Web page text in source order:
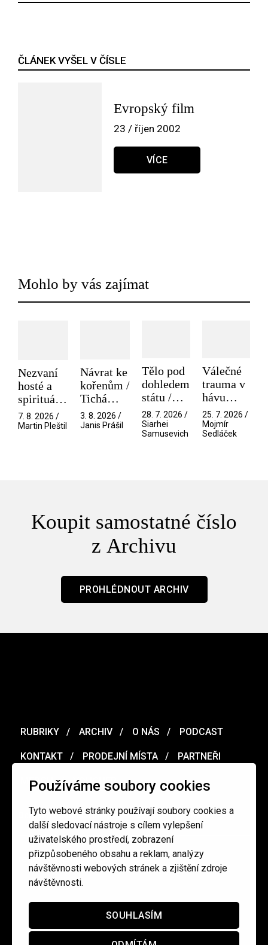
Používáme soubory cookies
Tyto webové stránky používají soubory cookies a
další sledovací nástroje s cílem vylepšení
uživatelského prostředí, zobrazení
přizpůsobeného obsahu a reklam, analýzy
návštěvnosti webových stránek a zjištění zdroje
návštěvnosti.
SOUHLASÍM
ČLÁNEK VYŠEL V ČÍSLE
Evropský film
23 / říjen 2002
VÍCE
Mohlo by vás zajímat
Nezvaní
hosté a
spirituální
narušitelé
z vesmíru
7. 8. 2026 /
Martin Pleštil
Návrat ke
kořenům /
Tichá
přítelkyně
3. 8. 2026 /
Janis Prášil
Tělo pod
dohledem
státu /
Pramen
28. 7. 2026 /
Siarhei
Samusevich
Válečné
trauma v
hávu
spektáklu
/ Odyssea
25. 7. 2026 /
Mojmír
Sedláček
Koupit samostatné číslo
z Archivu
PROHLÉDNOUT ARCHIV
RUBRIKY ARCHIV O NÁS PODCAST
KONTAKT PRODEJNÍ MÍSTA PARTNEŘI
MERCH VOUCHER
Ochrana osobních údajů / Obchodní podmínky
redakce@cinepur.cz